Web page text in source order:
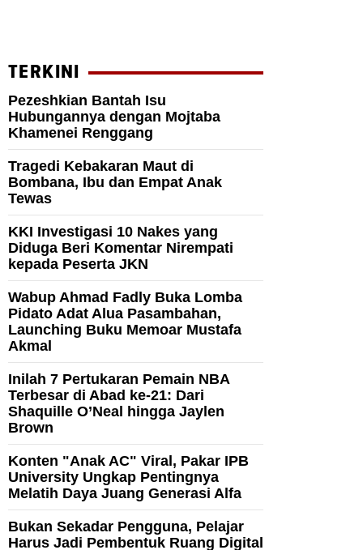
TERKINI
Pezeshkian Bantah Isu
Hubungannya dengan Mojtaba
Khamenei Renggang
Tragedi Kebakaran Maut di
Bombana, Ibu dan Empat Anak
Tewas
KKI Investigasi 10 Nakes yang
Diduga Beri Komentar Nirempati
kepada Peserta JKN
Wabup Ahmad Fadly Buka Lomba
Pidato Adat Alua Pasambahan,
Launching Buku Memoar Mustafa
Akmal
Inilah 7 Pertukaran Pemain NBA
Terbesar di Abad ke-21: Dari
Shaquille O’Neal hingga Jaylen
Brown
Konten "Anak AC" Viral, Pakar IPB
University Ungkap Pentingnya
Melatih Daya Juang Generasi Alfa
Bukan Sekadar Pengguna, Pelajar
Harus Jadi Pembentuk Ruang Digital